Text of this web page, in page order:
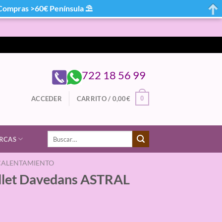
722 18 56 99
ACCEDER CARRITO / 0,00€ 0
Buscar
Davedans ASTRAL
>60€ Península ⛱